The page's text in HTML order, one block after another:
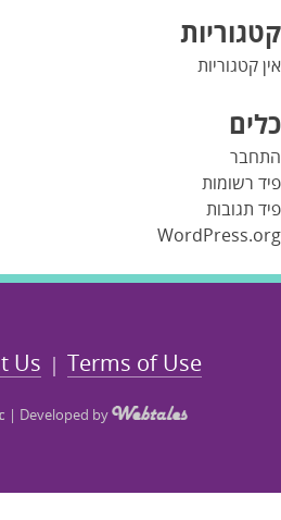
קטגוריות
אין קטגוריות
כלים
התחבר
פיד רשומות
פיד תגובות
WordPress.org
Terms of Use
|
Us
| Developed by